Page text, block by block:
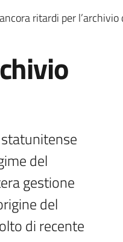
ritardi per l’archivio
del
gestione
del
di recente